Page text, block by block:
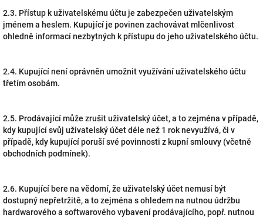
2.3. Přístup k uživatelskému účtu je zabezpečen uživatelským
jménem a heslem. Kupující je povinen zachovávat mlčenlivost
ohledně informací nezbytných k přístupu do jeho uživatelského účtu.
2.4. Kupující není oprávněn umožnit využívání uživatelského účtu
třetím osobám.
2.5. Prodávající může zrušit uživatelský účet, a to zejména v případě,
kdy kupující svůj uživatelský účet déle než 1 rok nevyužívá, či v
případě, kdy kupující poruší své povinnosti z kupní smlouvy (včetně
obchodních podmínek).
2.6. Kupující bere na vědomí, že uživatelský účet nemusí být
dostupný nepřetržitě, a to zejména s ohledem na nutnou údržbu
hardwarového a softwarového vybavení prodávajícího, popř. nutnou